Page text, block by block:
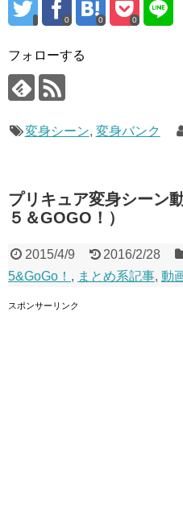
0 0 0
フォローする
変身シーン, 変身バンク
プリキュア変身シーン
５＆GOGO！）
2015/4/9 2016/2/28
5&GoGo！ , まとめ系記事, 動
スポンサーリンク